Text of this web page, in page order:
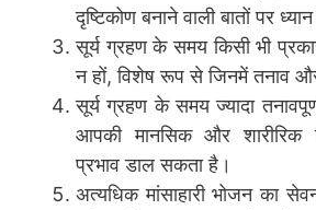
दृष्टिकोण बनाने वाली बातों पर
सूर्य ग्रहण के समय किसी भी
न हों, विशेष रूप से जिनमें तनाव
सूर्य ग्रहण के समय ज्यादा
आपकी मानसिक और शारीरिक
प्रभाव डाल सकता है।
अत्यधिक मांसाहारी भोजन का